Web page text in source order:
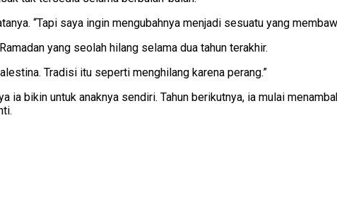
“Tapi saya ingin mengubahnya menjadi sesuatu yang
yang seolah hilang selama dua tahun terakhir.
Tradisi itu seperti menghilang karena perang.”
bikin untuk anaknya sendiri. Tahun berikutnya, ia mulai